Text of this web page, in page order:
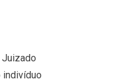
indivíduo